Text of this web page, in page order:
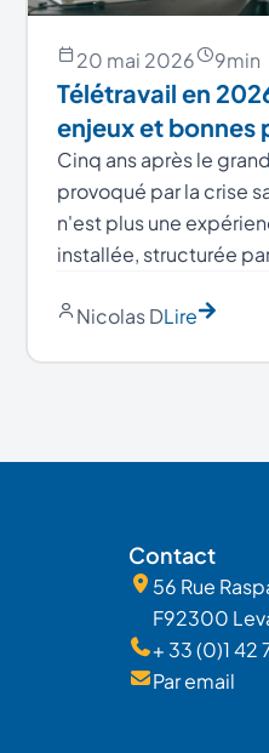
20 mai 2026 9min
Télétravail en
enjeux et bonnes
Cinq ans après le
provoqué par la crise
n'est plus une
installée, structurée
Nicolas DLire
Contact
56 Rue
F92300
+ 33 (0)1 42
Par email